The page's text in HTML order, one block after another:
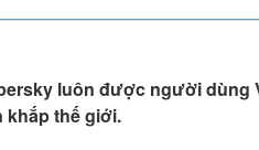
luôn được người dùng
thế giới.